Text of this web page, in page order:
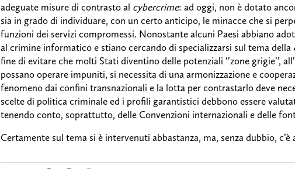
adeguate misure di contrasto al cybercrime: ad oggi, non è dotato
sia in grado di individuare, con un certo anticipo, le minacce che si
funzioni dei servizi compromessi. Nonostante alcuni Paesi abbiano
al crimine informatico e stiano cercando di specializzarsi sul tema della
fine di evitare che molti Stati diventino delle potenziali ‘’zone grigie’’,
possano operare impuniti, si necessita di una armonizzazione e
fenomeno dai confini transnazionali e la lotta per contrastarlo deve
scelte di politica criminale ed i profili garantistici debbono essere
tenendo conto, soprattutto, delle Convenzioni internazionali e delle
Certamente sul tema si è intervenuti abbastanza, ma, senza dubbio,